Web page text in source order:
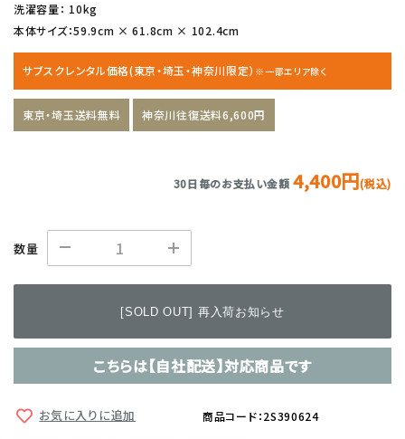
洗濯容量： 10kg
本体サイズ：59.9cm × 61.8cm × 102.4cm
サブスクレンタル価格(東京・埼玉・神奈川限定） ※一部エリア除く
東京・埼玉送料無料 神奈川往復送料6,600円
30日毎のお支払い金額 4,400円(税込)
数量
[SOLD OUT] 再入荷お知らせ
こちらは【自社配送】対応商品です
お気に入りに追加 商品コード：2S390624